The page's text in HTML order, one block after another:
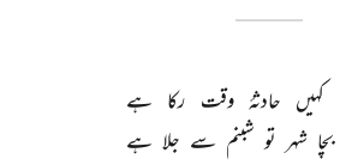
کہیں حادثۂ وقت رکا ہے
بچا شہر تو شبنم سے جلا ہے